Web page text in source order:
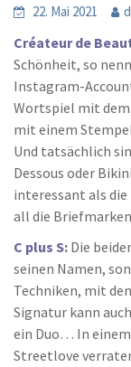
22. Mai 2021
Créateur de
Schönheit, so
Instagram-
Wortspiel mit
mit einem
Und tatsächlich
Dessous oder
interessant als
all die
C plus S: Die
seinen Namen,
Techniken, mit
Signatur kann
ein Duo… In
Streetlove